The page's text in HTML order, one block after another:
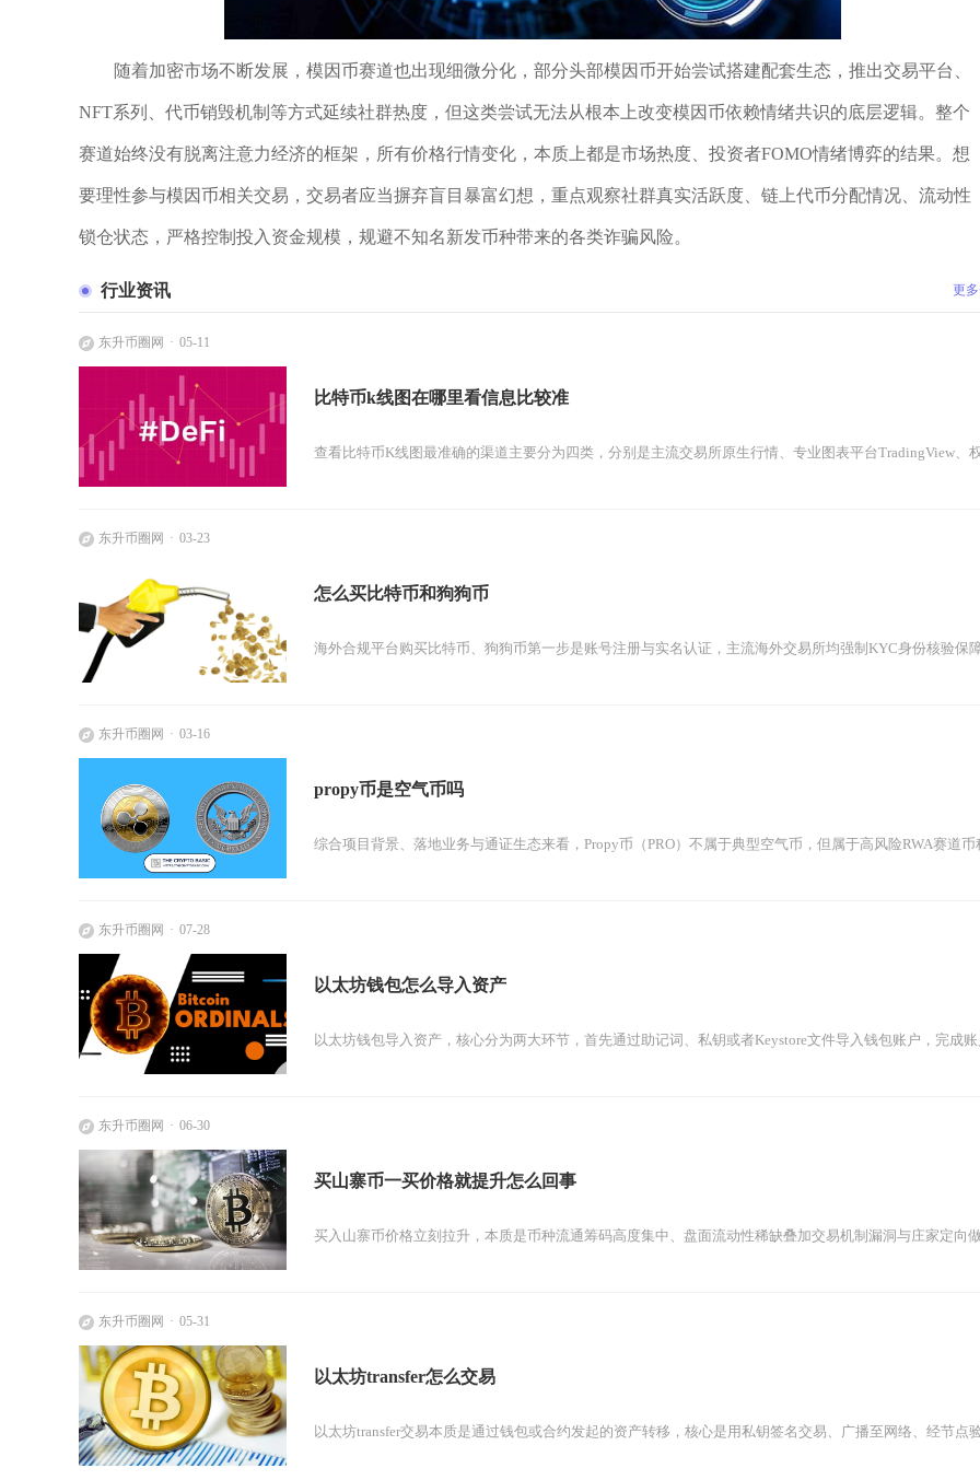
随着加密市场不断发展，模因币赛道也出现细微分化，部分头部模因币开始尝试搭建配套生态，推出交易平台、
NFT系列、代币销毁机制等方式延续社群热度，但这类尝试无法从根本上改变模因币依赖情绪共识的底层逻辑。整个
赛道始终没有脱离注意力经济的框架，所有价格行情变化，本质上都是市场热度、投资者FOMO情绪博弈的结果。想
要理性参与模因币相关交易，交易者应当摒弃盲目暴富幻想，重点观察社群真实活跃度、链上代币分配情况、流动性
锁仓状态，严格控制投入资金规模，规避不知名新发币种带来的各类诈骗风险。
行业资讯 更
东升币圈网 05-11
比特币k线图在哪里看信息比较准
查看比特币K线图最准确的渠道主要分为四类，分别是主流交易所原生行情、专业图表平台TradingView、权
东升币圈网 03-23
怎么买比特币和狗狗币
海外合规平台购买比特币、狗狗币第一步是账号注册与实名认证，主流海外交易所均强制KYC身份核验保
东升币圈网 03-16
propy币是空气币吗
综合项目背景、落地业务与通证生态来看，Propy币（PRO）不属于典型空气币，但属于高风险RWA赛道币
东升币圈网 07-28
以太坊钱包怎么导入资产
以太坊钱包导入资产，核心分为两大环节，首先通过助记词、私钥或者Keystore文件导入钱包账户，完成账
东升币圈网 06-30
买山寨币一买价格就提升怎么回事
买入山寨币价格立刻拉升，本质是币种流通筹码高度集中、盘面流动性稀缺叠加交易机制漏洞与庄家定向
东升币圈网 05-31
以太坊transfer怎么交易
以太坊transfer交易本质是通过钱包或合约发起的资产转移，核心是用私钥签名交易、广播至网络、经节点